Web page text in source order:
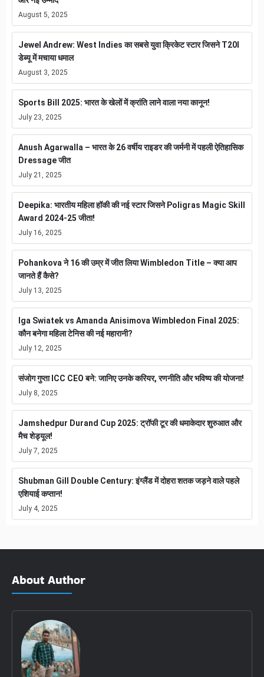
August 5, 2025
Jewel Andrew: West Indies का सबसे युवा क्रिकेट स्टार जिसने T20I
डेब्यू में मचाया धमाल
August 3, 2025
Sports Bill 2025: भारत के खेलों में क्रांति लाने वाला नया कानून!
July 23, 2025
Anush Agarwalla – भारत के 26 वर्षीय राइडर की जर्मनी में पहली ऐतिहासिक
Dressage जीत
July 21, 2025
Deepika: भारतीय महिला हॉकी की नई स्टार जिसने Poligras Magic Skill
Award 2024-25 जीता!
July 16, 2025
Pohankova ने 16 की उम्र में जीत लिया Wimbledon Title – क्या आप
जानते हैं कैसे?
July 13, 2025
Iga Swiatek vs Amanda Anisimova Wimbledon Final 2025:
कौन बनेगा महिला टेनिस की नई महारानी?
July 12, 2025
संजोग गुप्ता ICC CEO बने: जानिए उनके करियर, रणनीति और भविष्य की योजना!
July 8, 2025
Jamshedpur Durand Cup 2025: ट्रॉफी टूर की धमाकेदार शुरुआत और
मैच शेड्यूल!
July 7, 2025
Shubman Gill Double Century: इंग्लैंड में दोहरा शतक जड़ने वाले पहले
एशियाई कप्तान!
July 4, 2025
About Author